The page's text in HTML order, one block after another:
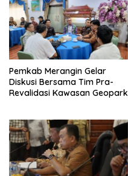
Pemkab Merangin Gelar
Diskusi Bersama Tim Pra-
Revalidasi Kawasan Geopark